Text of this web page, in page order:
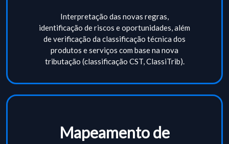
Interpretação das novas regras,
identificação de riscos e oportunidades, além
de verificação da classificação técnica dos
produtos e serviços com base na nova
tributação (classificação CST, ClassiTrib).
Mapeamento de